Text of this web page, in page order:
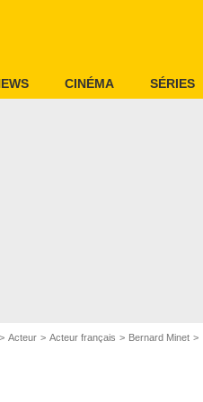
CINÉMA SÉRIES
Acteur Acteur français Bernard Minet